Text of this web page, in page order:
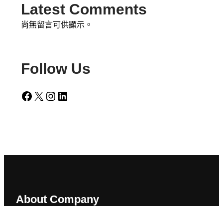
Latest Comments
尚無留言可供顯示。
Follow Us
Facebook X Instagram LinkedIn
About Company